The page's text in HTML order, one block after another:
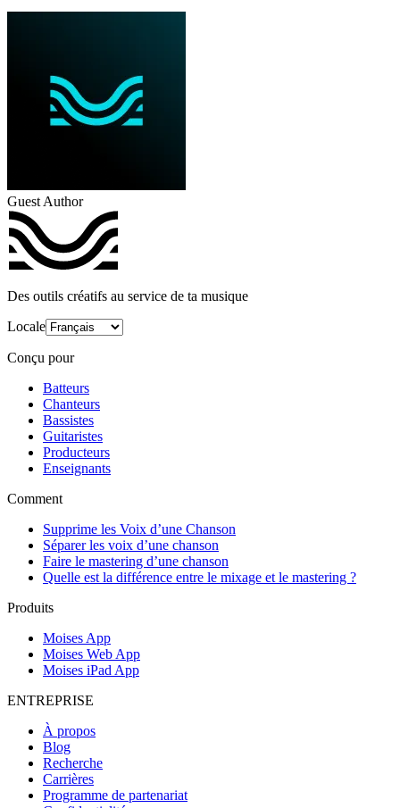
Guest Author
Des outils créatifs au service de ta musique
Locale
Conçu pour
Batteurs
Chanteurs
Bassistes
Guitaristes
Producteurs
Enseignants
Comment
Supprime les Voix d’une Chanson
Séparer les voix d’une chanson
Faire le mastering d’une chanson
Quelle est la différence entre le mixage et le mastering ?
Produits
Moises App
Moises Web App
Moises iPad App
ENTREPRISE
À propos
Blog
Recherche
Carrières
Programme de partenariat